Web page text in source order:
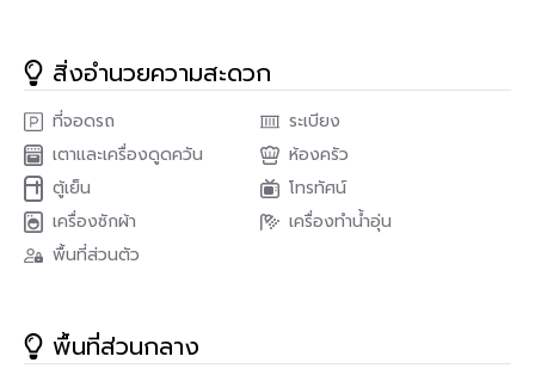
ชั่วโมง กล้องวงจรปิด สระว่ายน้ำ ห้องเซาว์น่า ฟิตเนส สวนหย่อม /
พื้นที่จัดบาร์บีคิว สนามเด็กเล่น / พื้นที่สำหรับเด็ก wi-fi
สถานที่ใกล้เคียง
Ideo Verve Sukhumvit (ไอดีโอ เวิร์ฟ สุขุมวิท) เดินทางสะดวก
เพียง 100 เมตร หรือประมาณ 2 นาที เดินจาก อ่อนนุช ถ้าคุณเดิน
ทางด้วยรถยนต์ ทางด่วนที่ใกล้ที่สุดอยู่ที่ 1.2 กิโลเมตร จากคอนโด
• ศูนย์การค้ามาร์เก็ตพลัส ห่างจากคอนโด 390 เมตร (เดิน 5 นาที)
• ห้องโชว์พระโขนงพลาซ่า – 1.3 กิโลเมตร (ขับรถ 10 นาที)
• ท็อปส์มาร์เก็ต (ปิยรมย์) – 2.6 กิโลเมตร (ขับรถ 6 นาที)
สิ่งอำนวยความสะดวก
ที่จอดรถ
ระเบียง
เตาและเครื่องดูดควัน
ห้องครัว
ตู้เย็น
โทรทัศน์
เครื่องซักผ้า
เครื่องทำน้ำอุ่น
พื้นที่ส่วนตัว
พื้นที่ส่วนกลาง